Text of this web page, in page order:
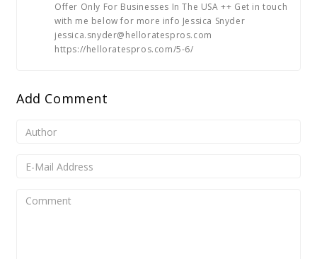
Offer Only For Businesses In The USA ++ Get in touch
with me below for more info Jessica Snyder
jessica.snyder@helloratespros.com
https://helloratespros.com/5-6/
Add Comment